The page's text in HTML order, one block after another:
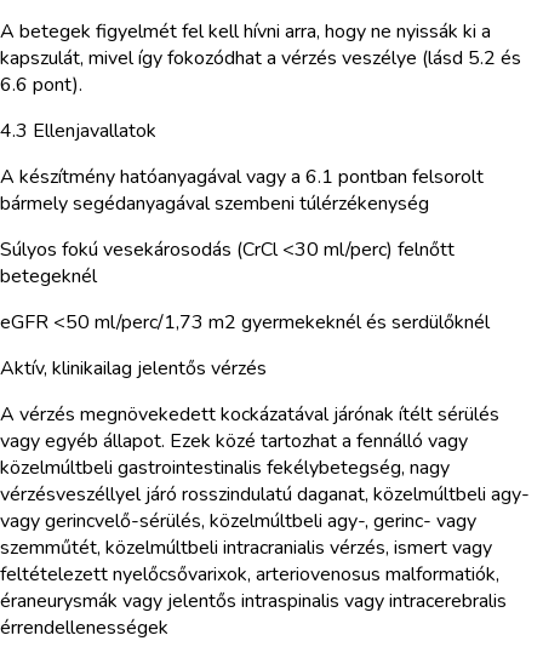
A betegek figyelmét fel kell hívni arra, hogy ne nyissák ki a
kapszulát, mivel így fokozódhat a vérzés veszélye (lásd 5.2 és
6.6 pont).
4.3 Ellenjavallatok
A készítmény hatóanyagával vagy a 6.1 pontban felsorolt
bármely segédanyagával szembeni túlérzékenység
Súlyos fokú vesekárosodás (CrCl <30 ml/perc) felnőtt
betegeknél
eGFR <50 ml/perc/1,73 m2 gyermekeknél és serdülőknél
Aktív, klinikailag jelentős vérzés
A vérzés megnövekedett kockázatával járónak ítélt sérülés
vagy egyéb állapot. Ezek közé tartozhat a fennálló vagy
közelmúltbeli gastrointestinalis fekélybetegség, nagy
vérzésveszéllyel járó rosszindulatú daganat, közelmúltbeli agy-
vagy gerincvelő-sérülés, közelmúltbeli agy-, gerinc- vagy
szemműtét, közelmúltbeli intracranialis vérzés, ismert vagy
feltételezett nyelőcsővarixok, arteriovenosus malformatiók,
éraneurysmák vagy jelentős intraspinalis vagy intracerebralis
érrendellenességek